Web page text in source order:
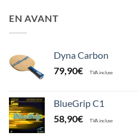
EN AVANT
Dyna Carbon
79,90€ TVA incluse
BlueGrip C1
58,90€ TVA incluse